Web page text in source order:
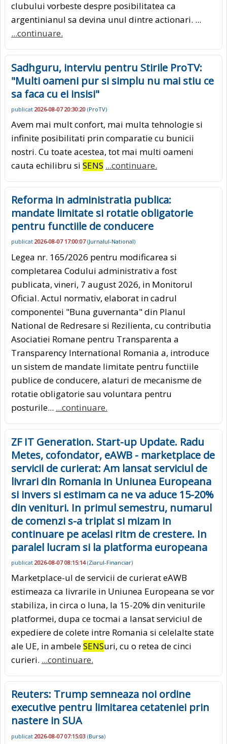
clubului vorbeste despre posibilitatea ca
argentinianul sa devina unul dintre actionari. ...
...continuare.
Sadhguru, interviu pentru Stirile ProTV:
"Multi oameni pur si simplu nu mai stiu ce
sa faca cu ei insisi"
publicat 2026-08-07 20:30:20 (ProTV)
Avem mai mult confort, mai multa tehnologie si
infinite posibilitati prin comparatie cu bunicii
nostri. Cu toate acestea, tot mai multi oameni
cauta echilibru si SENS ...continuare.
Reforma in administratia publica:
mandate limitate si rotatie obligatorie
pentru functiile de conducere
publicat 2026-08-07 17:00:07(Jurnalul-National)
Legea nr. 165/2026 pentru modificarea si
completarea Codului administrativ a fost
publicata, vineri, 7 august 2026, in Monitorul
Oficial. Actul normativ, elaborat in cadrul
componentei "Buna guvernanta" din Planul
National de Redresare si Rezilienta, cu contributia
Asociatiei Romane pentru Transparenta a
Transparency International Romania a, introduce
un sistem de mandate limitate pentru functiile
publice de conducere, alaturi de mecanisme de
rotatie obligatorie sau voluntara pentru
posturile... ...continuare.
ZF IT Generation. Start-up Update. Radu
Metes, cofondator, eAWB - marketplace de
servicii de curierat: Am lansat serviciul de
livrari din Romania in Uniunea Europeana
si invers si estimam ca ne va aduce 15-20%
din venituri. In primul semestru, numarul
de comenzi s-a triplat si mizam in
continuare pe acelasi ritm de crestere. In
paralel lucram si la platforma europeana
publicat 2026-08-07 08:15:14(Ziarul-Financiar)
Marketplace-ul de servicii de curierat eAWB
estimeaza ca livrarile in Uniunea Europeana se vor
stabiliza, in circa o luna, la 15-20% din veniturile
platformei, dupa ce tocmai a lansat serviciul de
expediere de colete intre Romania si celelalte state
ale UE, in ambeleSENSuri, cu o retea de cinci
curieri. ...continuare.
Reuters: Trump semneaza noi ordine
executive pentru limitarea cetateniei prin
nastere in SUA
publicat 2026-08-07 07:15:03 (Bursa)